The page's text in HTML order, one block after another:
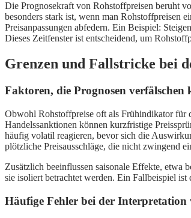
Die Prognosekraft von Rohstoffpreisen beruht
besonders stark ist, wenn man Rohstoffpreisen
Preisanpassungen abfedern. Ein Beispiel:
Dieses Zeitfenster ist entscheidend, um
Grenzen und Fallstricke bei
Faktoren, die Prognosen verfälschen
Obwohl Rohstoffpreise oft als Frühindikator für
Handelssanktionen können kurzfristige
häufig volatil reagieren, bevor sich die
plötzliche Preisausschläge, die nicht zwingend
Zusätzlich beeinflussen saisonale Effekte,
sie isoliert betrachtet werden. Ein Fallbeispiel
Häufige Fehler bei der Interpretation